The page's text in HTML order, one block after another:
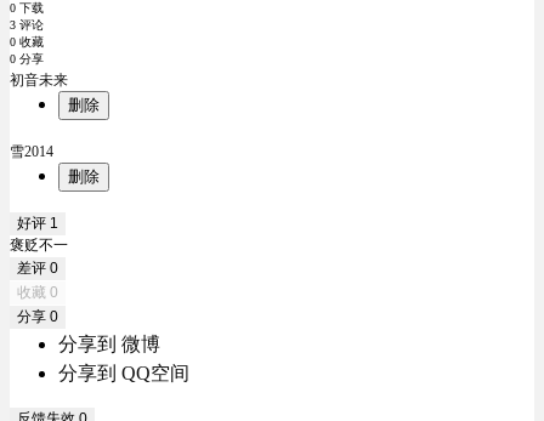
0 下载
3 评论
0 收藏
0 分享
初音未来
删除
雪2014
删除
好评 1
褒贬不一
差评 0
收藏 0
分享 0
分享到 微博
分享到 QQ空间